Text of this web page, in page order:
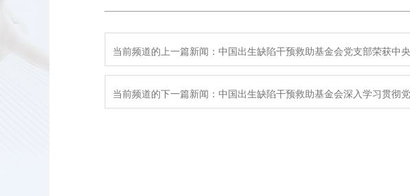
当前频道的上一篇新闻：中国出生缺陷干预救助基金会党支部荣获中
当前频道的下一篇新闻：中国出生缺陷干预救助基金会深入学习贯彻